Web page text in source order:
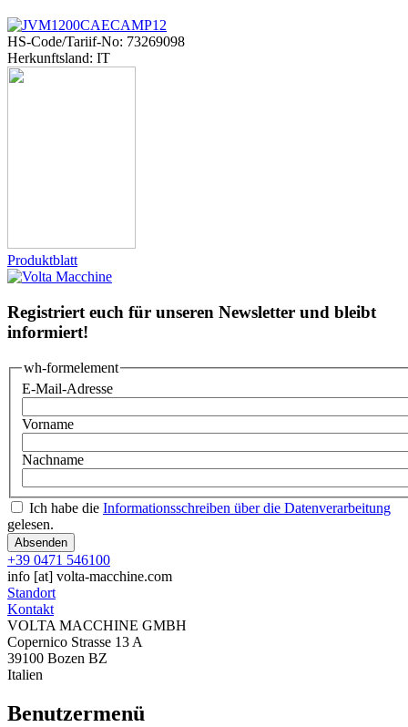
HS-Code/Tariif-No: 73269098
Herkunftsland: IT
Produktblatt
Registriert euch für unseren Newsletter und bleibt
informiert!
wh-formelement
E-Mail-Adresse
Vorname
Nachname
Ich habe die Informationsschreiben über die Datenverarbeitung
gelesen.
+39 0471 546100
info [at] volta-macchine.com
Standort
Kontakt
VOLTA MACCHINE GMBH
Copernico Strasse 13 A
39100 Bozen BZ
Italien
Benutzermenü